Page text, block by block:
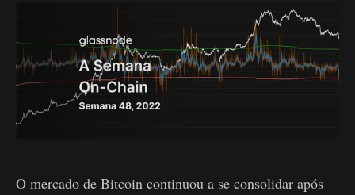
O mercado de Bitcoin continuou a se consolidar após